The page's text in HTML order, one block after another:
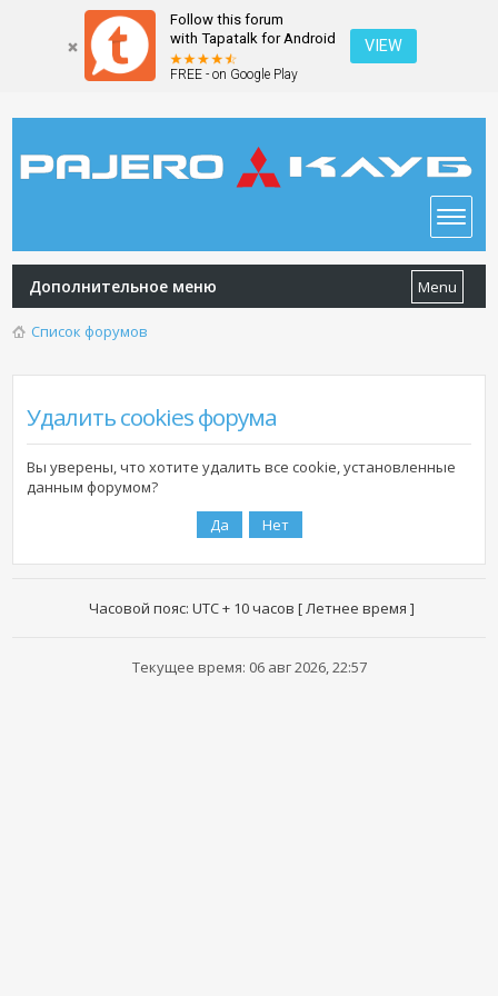
Follow this forum
with Tapatalk for Android
FREE - on Google Play
VIEW
Дополнительное меню Menu
Список форумов
Удалить cookies форума
Вы уверены, что хотите удалить все cookie, установленные
данным форумом?
Часовой пояс: UTC + 10 часов [ Летнее время ]
Текущее время: 06 авг 2026, 22:57